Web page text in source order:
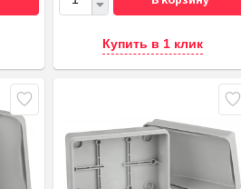
Купить в 1 клик